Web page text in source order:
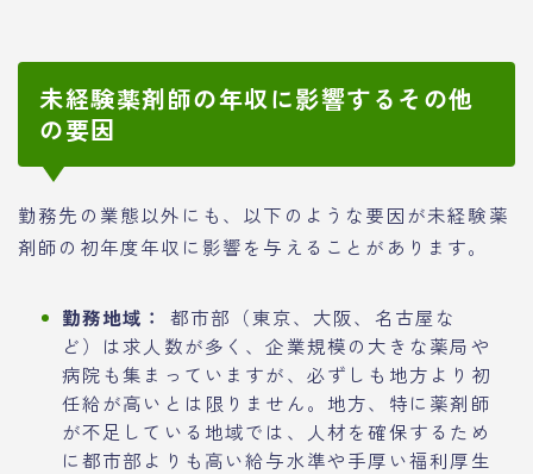
未経験薬剤師の年収に影響するその他
の要因
勤務先の業態以外にも、以下のような要因が未経験薬
剤師の初年度年収に影響を与えることがあります。
勤務地域：
都市部（東京、大阪、名古屋な
ど）は求人数が多く、企業規模の大きな薬局や
病院も集まっていますが、必ずしも地方より初
任給が高いとは限りません。地方、特に薬剤師
が不足している地域では、人材を確保するため
に都市部よりも高い給与水準や手厚い福利厚生